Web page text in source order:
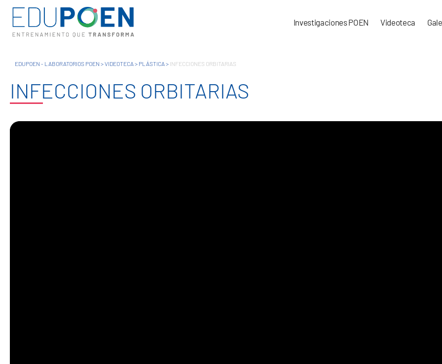
Investigaciones POEN Videoteca
EDUPOEN - LABORATORIOS POEN >VIDEOTECA> PLÁSTICA> INFECCIONES ORBITARIAS
INFECCIONES ORBITARIAS